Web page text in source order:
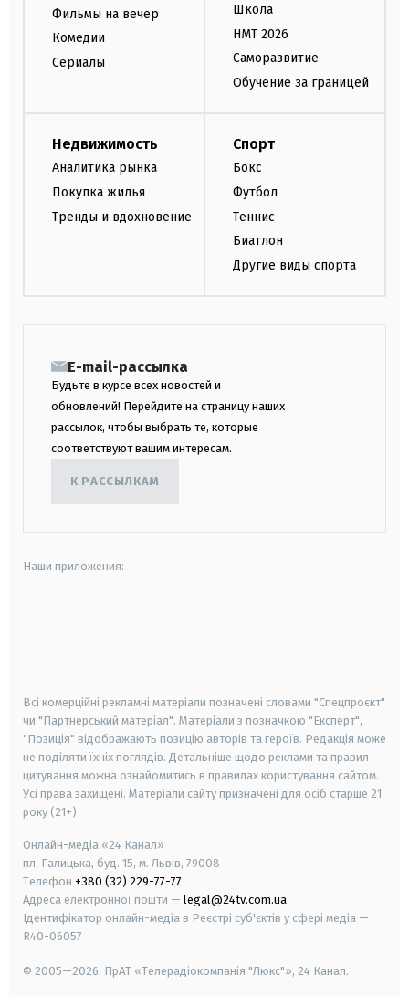
Фильмы на вечер
Комедии
Сериалы
Школа
НМТ 2026
Саморазвитие
Обучение за границей
Недвижимость
Аналитика рынка
Покупка жилья
Тренды и вдохновение
Спорт
Бокс
Футбол
Теннис
Биатлон
Другие виды спорта
E-mail-рассылка
Будьте в курсе всех новостей и
обновлений! Перейдите на страницу наших
рассылок, чтобы выбрать те, которые
соответствуют вашим интересам.
К РАССЫЛКАМ
Наши приложения:
Всі комерційні рекламні матеріали позначені словами "Спецпроєкт"
чи "Партнерський матеріал". Матеріали з позначкою "Експерт",
"Позиція" відображають позицію авторів та героїв. Редакція може
не поділяти їхніх поглядів. Детальніше щодо реклами та правил
цитування можна ознайомитись в правилах користування сайтом.
Усі права захищені. Матеріали сайту призначені для осіб старше 21
року (21+)
Онлайн-медіа «24 Канал»
пл. Галицька, буд. 15, м. Львів, 79008
Телефон +380 (32) 229-77-77
Адреса електронної пошти — legal@24tv.com.ua
Ідентифікатор онлайн-медіа в Реєстрі суб'єктів у сфері медіа —
R40-06057
© 2005—2026, ПрАТ «Телерадіокомпанія "Люкс"», 24 Канал.